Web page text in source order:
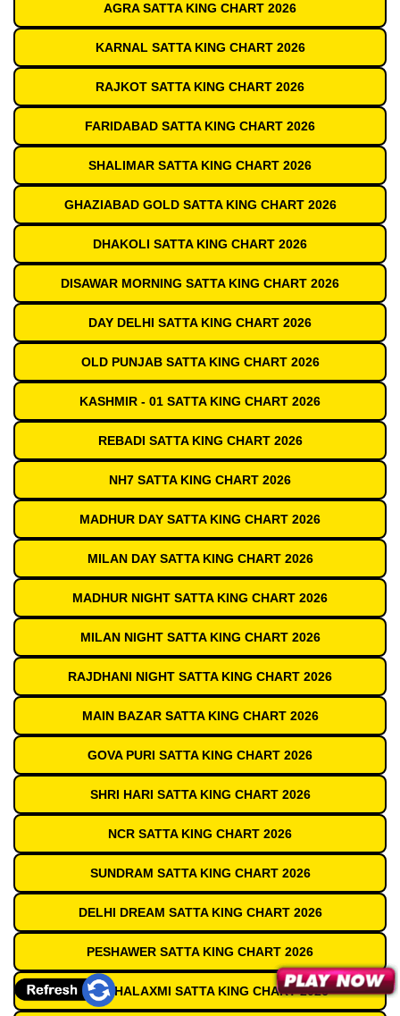
AGRA SATTA KING CHART 2026
KARNAL SATTA KING CHART 2026
RAJKOT SATTA KING CHART 2026
FARIDABAD SATTA KING CHART 2026
SHALIMAR SATTA KING CHART 2026
GHAZIABAD GOLD SATTA KING CHART 2026
DHAKOLI SATTA KING CHART 2026
DISAWAR MORNING SATTA KING CHART 2026
DAY DELHI SATTA KING CHART 2026
OLD PUNJAB SATTA KING CHART 2026
KASHMIR - 01 SATTA KING CHART 2026
REBADI SATTA KING CHART 2026
NH7 SATTA KING CHART 2026
MADHUR DAY SATTA KING CHART 2026
MILAN DAY SATTA KING CHART 2026
MADHUR NIGHT SATTA KING CHART 2026
MILAN NIGHT SATTA KING CHART 2026
RAJDHANI NIGHT SATTA KING CHART 2026
MAIN BAZAR SATTA KING CHART 2026
GOVA PURI SATTA KING CHART 2026
SHRI HARI SATTA KING CHART 2026
NCR SATTA KING CHART 2026
SUNDRAM SATTA KING CHART 2026
DELHI DREAM SATTA KING CHART 2026
PESHAWER SATTA KING CHART 2026
JAI MAHALAXMI SATTA KING CHART 2026